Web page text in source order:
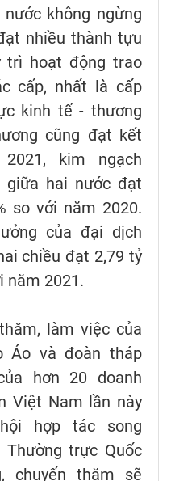
không ngừng
nhiều thành tựu
trì hoạt động trao
cấp, nhất là cấp
kinh tế - thương
cũng đạt kết
kim ngạch
giữa hai nước đạt
so với năm 2020.
của đại dịch
chiều đạt 2,79 tỷ
năm 2021.
làm việc của
Áo và đoàn tháp
hơn 20 doanh
Việt Nam lần này
hợp tác song
Thường trực Quốc
chuyến thăm sẽ